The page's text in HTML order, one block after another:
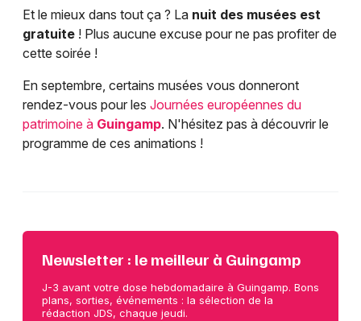
Et le mieux dans tout ça ? La nuit des musées est
gratuite ! Plus aucune excuse pour ne pas profiter de
cette soirée !
En septembre, certains musées vous donneront
rendez-vous pour les Journées européennes du
patrimoine à Guingamp. N'hésitez pas à découvrir le
programme de ces animations !
Newsletter : le meilleur à Guingamp
J-3 avant votre dose hebdomadaire à Guingamp. Bons
plans, sorties, événements : la sélection de la
rédaction JDS, chaque jeudi.